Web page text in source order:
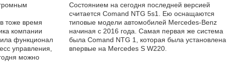
тоже время
компании
функционал
управления,
можно
Состоянием на сегодня последней версией
считается Comand NTG 5s1. Ею оснащаются
типовые модели автомобилей Mercedes-Benz
начиная с 2016 года. Самая первая же система
была Comand NTG 1, которая была установлена
впервые на Mercedes S W220.
цену в почти 10 процентов стоимости автомобиля
я принялся искать самостоятельно кто бы мне
помог. Ребята подобрали все, необходимое, через
две недели подъехал, и в течении нескольких часов,
вуаля – GPS навигация и свежие карты в
автомобиле. Огромное спасибо, буду вас